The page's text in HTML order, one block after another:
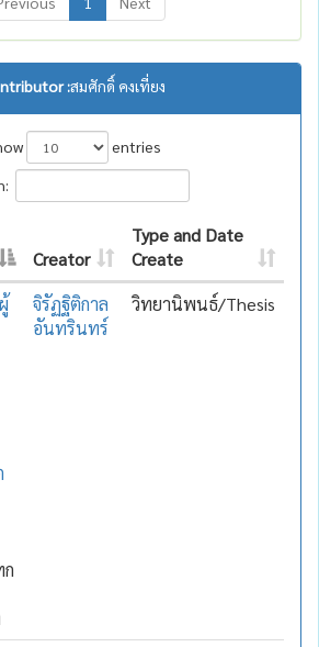
:สมศักดิ์ คงเที่ยง
entries
Creator
Type and Date
Create
จิรัฏฐิติกาล
อันทรินทร์
วิทยานิพนธ์/Thesis